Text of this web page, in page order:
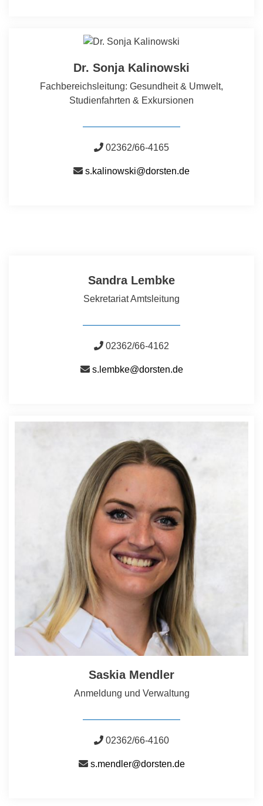
Dr. Sonja Kalinowski
Fachbereichsleitung: Gesundheit & Umwelt,
Studienfahrten & Exkursionen
02362/66-4165
s.kalinowski@dorsten.de
Sandra Lembke
Sekretariat Amtsleitung
02362/66-4162
s.lembke@dorsten.de
Saskia Mendler
Anmeldung und Verwaltung
02362/66-4160
s.mendler@dorsten.de